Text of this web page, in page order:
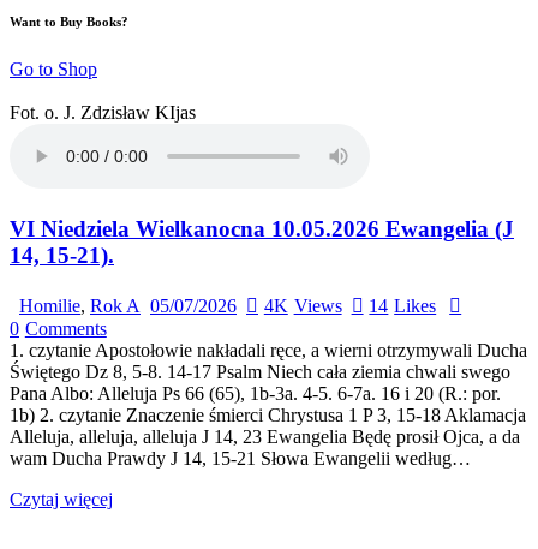
Want to Buy Books?
Go to Shop
Fot. o. J. Zdzisław KIjas
VI Niedziela Wielkanocna 10.05.2026 Ewangelia (J
14, 15-21).
Homilie, Rok A 05/07/2026 4K Views 14 Likes
0 Comments
1. czytanie Apostołowie nakładali ręce, a wierni otrzymywali Ducha
Świętego Dz 8, 5-8. 14-17 Psalm Niech cała ziemia chwali swego
Pana Albo: Alleluja Ps 66 (65), 1b-3a. 4-5. 6-7a. 16 i 20 (R.: por.
1b) 2. czytanie Znaczenie śmierci Chrystusa 1 P 3, 15-18 Aklamacja
Alleluja, alleluja, alleluja J 14, 23 Ewangelia Będę prosił Ojca, a da
wam Ducha Prawdy J 14, 15-21 Słowa Ewangelii według…
Czytaj więcej